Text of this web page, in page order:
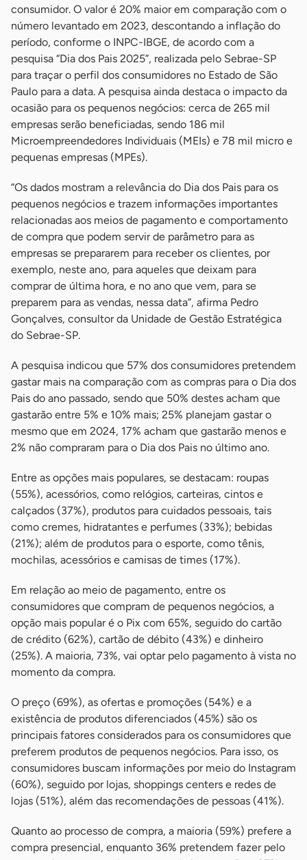
consumidor. O valor é 20% maior em comparação com o
número levantado em 2023, descontando a inflação do
período, conforme o INPC-IBGE, de acordo com a
pesquisa “Dia dos Pais 2025”, realizada pelo Sebrae-SP
para traçar o perfil dos consumidores no Estado de São
Paulo para a data. A pesquisa ainda destaca o impacto da
ocasião para os pequenos negócios: cerca de 265 mil
empresas serão beneficiadas, sendo 186 mil
Microempreendedores Individuais (MEIs) e 78 mil micro e
pequenas empresas (MPEs).
“Os dados mostram a relevância do Dia dos Pais para os
pequenos negócios e trazem informações importantes
relacionadas aos meios de pagamento e comportamento
de compra que podem servir de parâmetro para as
empresas se prepararem para receber os clientes, por
exemplo, neste ano, para aqueles que deixam para
comprar de última hora, e no ano que vem, para se
preparem para as vendas, nessa data”, afirma Pedro
Gonçalves, consultor da Unidade de Gestão Estratégica
do Sebrae-SP.
A pesquisa indicou que 57% dos consumidores pretendem
gastar mais na comparação com as compras para o Dia dos
Pais do ano passado, sendo que 50% destes acham que
gastarão entre 5% e 10% mais; 25% planejam gastar o
mesmo que em 2024, 17% acham que gastarão menos e
2% não compraram para o Dia dos Pais no último ano.
Entre as opções mais populares, se destacam: roupas
(55%), acessórios, como relógios, carteiras, cintos e
calçados (37%), produtos para cuidados pessoais, tais
como cremes, hidratantes e perfumes (33%); bebidas
(21%); além de produtos para o esporte, como tênis,
mochilas, acessórios e camisas de times (17%).
Em relação ao meio de pagamento, entre os
consumidores que compram de pequenos negócios, a
opção mais popular é o Pix com 65%, seguido do cartão
de crédito (62%), cartão de débito (43%) e dinheiro
(25%). A maioria, 73%, vai optar pelo pagamento à vista no
momento da compra.
O preço (69%), as ofertas e promoções (54%) e a
existência de produtos diferenciados (45%) são os
principais fatores considerados para os consumidores que
preferem produtos de pequenos negócios. Para isso, os
consumidores buscam informações por meio do Instagram
(60%), seguido por lojas, shoppings centers e redes de
lojas (51%), além das recomendações de pessoas (41%).
Quanto ao processo de compra, a maioria (59%) prefere a
compra presencial, enquanto 36% pretendem fazer pelo